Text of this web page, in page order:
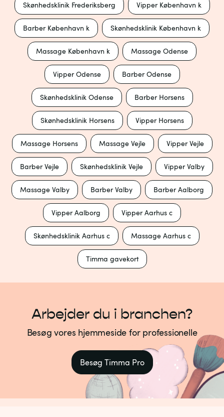
Skønhedsklinik Frederiksberg Vipper København k
Barber København k Skønhedsklinik København k
Massage København k Massage Odense
Vipper Odense Barber Odense
Skønhedsklinik Odense Barber Horsens
Skønhedsklinik Horsens Vipper Horsens
Massage Horsens Massage Vejle Vipper Vejle
Barber Vejle Skønhedsklinik Vejle Vipper Valby
Massage Valby Barber Valby Barber Aalborg
Vipper Aalborg Vipper Aarhus c
Skønhedsklinik Aarhus c Massage Aarhus c
Timma gavekort
Arbejder du i branchen?
Besøg vores hjemmeside for professionelle
Besøg Timma Pro